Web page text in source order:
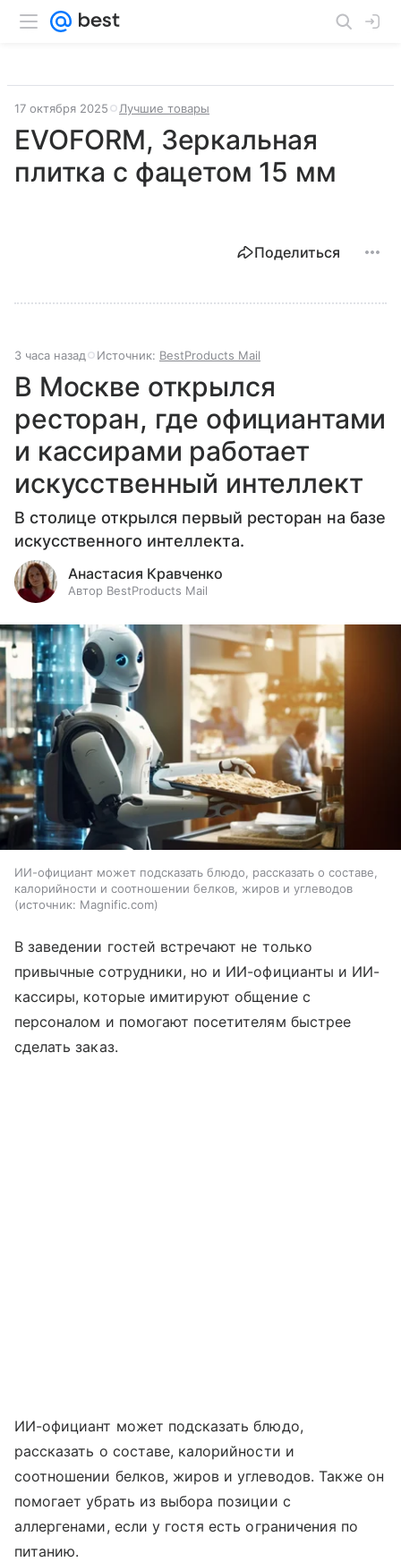
17 октября 2025 Лучшие товары
EVOFORM, Зеркальная
плитка с фацетом 15 мм
Поделиться
3 часа назад Источник: BestProducts Mail
В Москве открылся
ресторан, где официантами
и кассирами работает
искусственный интеллект
В столице открылся первый ресторан на базе
искусственного интеллекта.
Анастасия Кравченко
Автор BestProducts Mail
ИИ-официант может подсказать блюдо, рассказать о составе,
калорийности и соотношении белков, жиров и углеводов
источник: Magnific.com
В заведении гостей встречают не только
привычные сотрудники, но и ИИ-официанты и ИИ-
кассиры, которые имитируют общение с
персоналом и помогают посетителям быстрее
сделать заказ.
ИИ-официант может подсказать блюдо,
рассказать о составе, калорийности и
соотношении белков, жиров и углеводов. Также он
помогает убрать из выбора позиции с
аллергенами, если у гостя есть ограничения по
питанию.